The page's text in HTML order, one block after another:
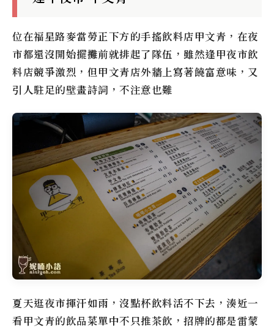
位在福星路麥當勞正下方的手搖飲料店甲文青，在夜
市都還沒開始擺攤前就排起了隊伍，雖然逢甲夜市飲
料店競爭激烈，但甲文青店外牆上寫著饒富意味，又
引人駐足的壁畫詩詞，不注意也難
夏天逛夜市揮汗如雨，沒點杯飲料活不下去，湊近一
看甲文青的飲品菜單中不只推茶飲，招牌的都是雷蒙